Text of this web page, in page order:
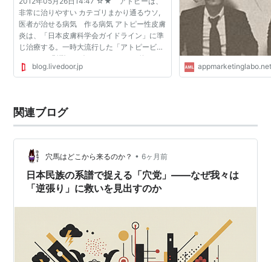
非常に治りやすい カテゴリまかり通るウソ,
医者が治せる病気 作る病気 アトピー性皮膚
炎は、「日本皮膚科学会ガイドライン」に準
じ治療する。一時大流行した「アトピービジ
ネス*」の影響で、今だステロイドは使いた
くないとか、漢方を試したいとか、食事療法
blog.livedoor.jp
ケティング研究所
関連ブログ
穴馬はどこから来るのか？ • 6ヶ月前
日本民族の系譜で捉える「穴党」――なぜ我々は
「逆張り」に救いを見出すのか